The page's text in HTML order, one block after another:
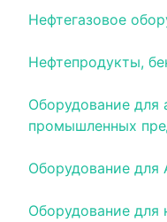
Нефтегазовое
Нефтепродукты,
Оборудование для
промышленных
Оборудование для
Оборудование для